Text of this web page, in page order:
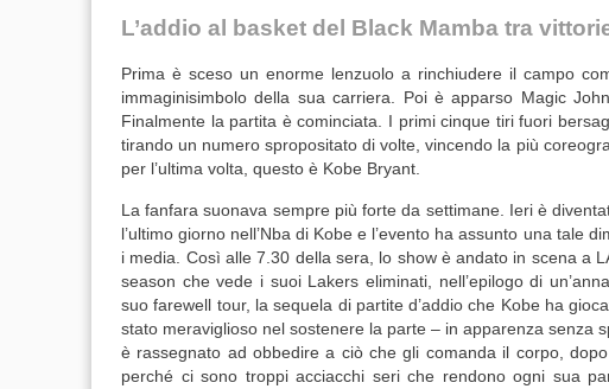
L’addio al basket del Black Mamba tra
Prima è sceso un enorme lenzuolo a rinchiudere il campo
immaginisimbolo della sua carriera. Poi è apparso Magic
Finalmente la partita è cominciata. I primi cinque tiri fuori
tirando un numero spropositato di volte, vincendo la più
per l’ultima volta, questo è Kobe Bryant.
La fanfara suonava sempre più forte da settimane. Ieri è
l’ultimo giorno nell’Nba di Kobe e l’evento ha assunto una tale
i media. Così alle 7.30 della sera, lo show è andato in scena a
season che vede i suoi Lakers eliminati, nell’epilogo di
suo farewell tour, la sequela di partite d’addio che Kobe ha
stato meraviglioso nel sostenere la parte – in apparenza senza
è rassegnato ad obbedire a ciò che gli comanda il corpo, dopo
perché ci sono troppi acciacchi seri che rendono ogni sua